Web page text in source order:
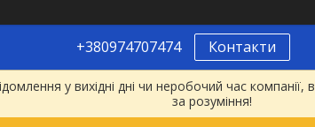
+380974707474 Контакти
у вихідні дні чи неробочий час
за розуміння!